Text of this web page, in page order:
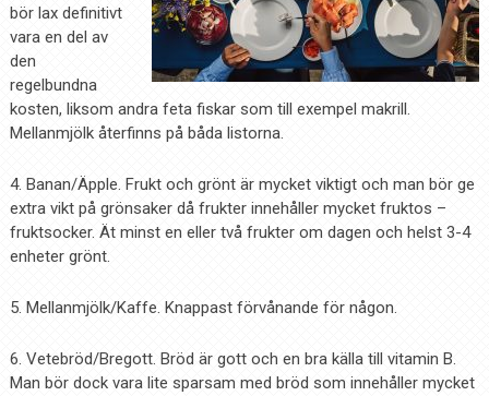
bör lax definitivt
vara en del av
den
regelbundna
kosten, liksom andra feta fiskar som till exempel makrill.
Mellanmjölk återfinns på båda listorna.
4. Banan/Äpple. Frukt och grönt är mycket viktigt och man bör ge
extra vikt på grönsaker då frukter innehåller mycket fruktos –
fruktsocker. Ät minst en eller två frukter om dagen och helst 3-4
enheter grönt.
5. Mellanmjölk/Kaffe. Knappast förvånande för någon.
6. Vetebröd/Bregott. Bröd är gott och en bra källa till vitamin B.
Man bör dock vara lite sparsam med bröd som innehåller mycket